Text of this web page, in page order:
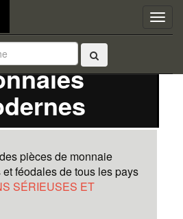
pièces de monnaie
féodales de tous les pays
SÉRIEUSES ET